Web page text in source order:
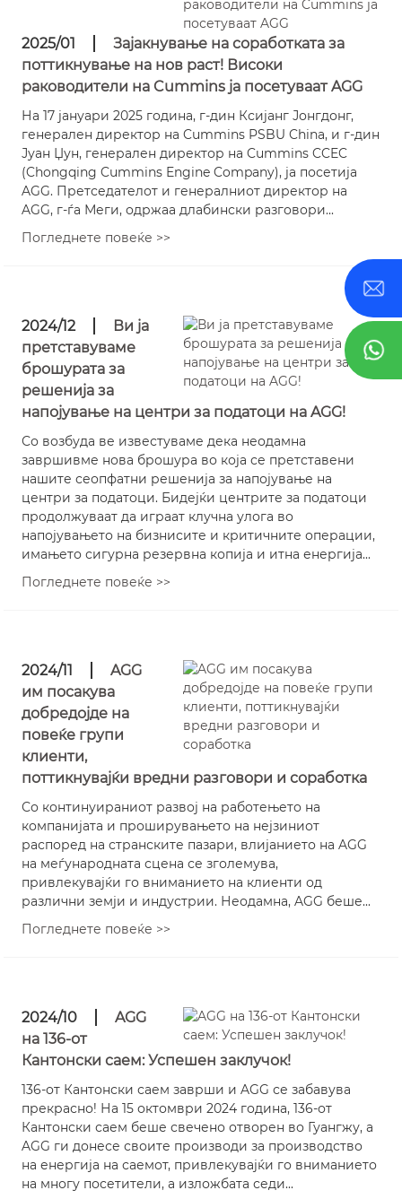
2025/01
Зајакнување на соработката за
поттикнување на нов раст! Високи
раководители на Cummins ја посетуваат AGG
На 17 јануари 2025 година, г-дин Ксијанг Јонгдонг,
генерален директор на Cummins PSBU China, и г-дин
Јуан Џун, генерален директор на Cummins CCEC
(Chongqing Cummins Engine Company), ја посетија
AGG. Претседателот и генералниот директор на
AGG, г-ѓа Меги, одржаа длабински разговори...
Погледнете повеќе >>
2024/12
Ви ја
претставуваме
брошурата за
решенија за
напојување на центри за податоци на AGG!
Со возбуда ве известуваме дека неодамна
завршивме нова брошура во која се претставени
нашите сеопфатни решенија за напојување на
центри за податоци. Бидејќи центрите за податоци
продолжуваат да играат клучна улога во
напојувањето на бизнисите и критичните операции,
имањето сигурна резервна копија и итна енергија...
Погледнете повеќе >>
2024/11
AGG
им посакува
добредојде на
повеќе групи
клиенти,
поттикнувајќи вредни разговори и соработка
Со континуираниот развој на работењето на
компанијата и проширувањето на нејзиниот
распоред на странските пазари, влијанието на AGG
на меѓународната сцена се зголемува,
привлекувајќи го вниманието на клиенти од
различни земји и индустрии. Неодамна, AGG беше...
Погледнете повеќе >>
2024/10
AGG
на 136-от
Кантонски саем: Успешен заклучок!
136-от Кантонски саем заврши и AGG се забавува
прекрасно! На 15 октомври 2024 година, 136-от
Кантонски саем беше свечено отворен во Гуангжу, а
AGG ги донесе своите производи за производство
на енергија на саемот, привлекувајќи го вниманието
на многу посетители, а изложбата седи...